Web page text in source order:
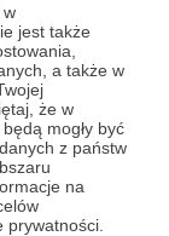
w
jest także
a także w
że w
mogły być
z państw
na